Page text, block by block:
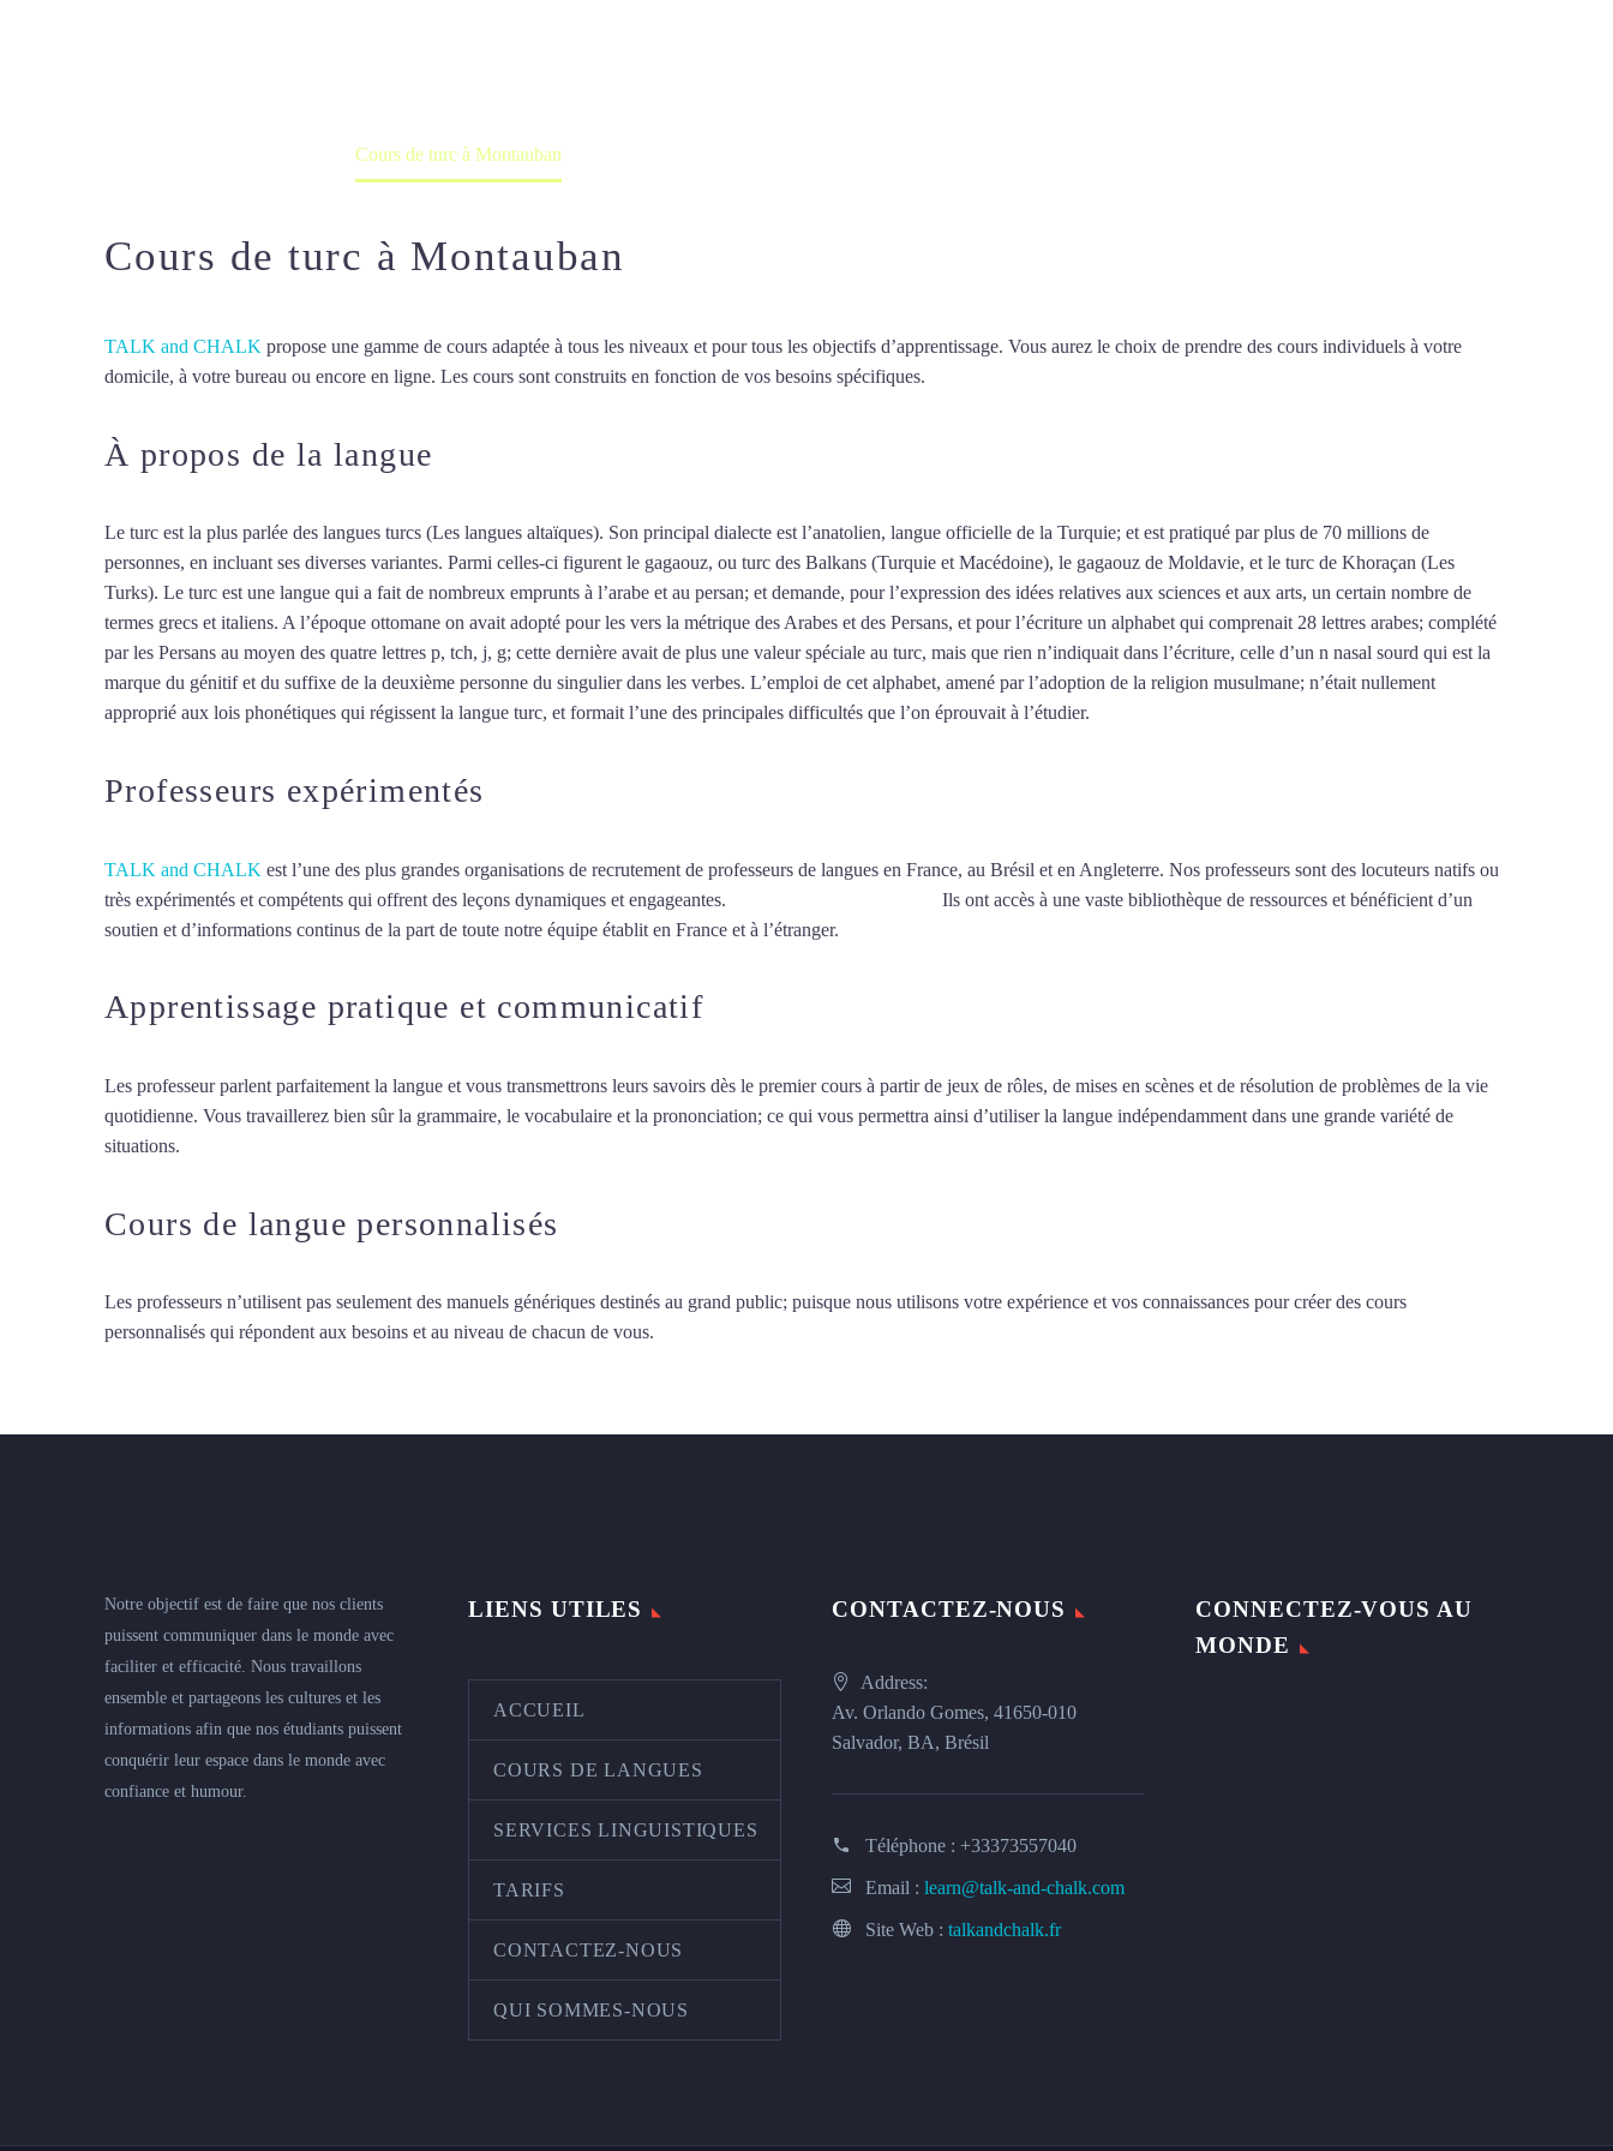
Cours de turc à Montauban
Cours de turc à Montauban
TALK and CHALK propose une gamme de cours adaptée à tous les niveaux et pour tous les objectifs d’apprentissage. Vous aurez le choix de prendre des cours individuels à votre
domicile, à votre bureau ou encore en ligne. Les cours sont construits en fonction de vos besoins spécifiques.
À propos de la langue
Le turc est la plus parlée des langues turcs (Les langues altaïques). Son principal dialecte est l’anatolien, langue officielle de la Turquie; et est pratiqué par plus de 70 millions de
personnes, en incluant ses diverses variantes. Parmi celles-ci figurent le gagaouz, ou turc des Balkans (Turquie et Macédoine), le gagaouz de Moldavie, et le turc de Khoraçan (Les
Turks). Le turc est une langue qui a fait de nombreux emprunts à l’arabe et au persan; et demande, pour l’expression des idées relatives aux sciences et aux arts, un certain nombre de
termes grecs et italiens. A l’époque ottomane on avait adopté pour les vers la métrique des Arabes et des Persans, et pour l’écriture un alphabet qui comprenait 28 lettres arabes; complété
par les Persans au moyen des quatre lettres p, tch, j, g; cette dernière avait de plus une valeur spéciale au turc, mais que rien n’indiquait dans l’écriture, celle d’un n nasal sourd qui est la
marque du génitif et du suffixe de la deuxième personne du singulier dans les verbes. L’emploi de cet alphabet, amené par l’adoption de la religion musulmane; n’était nullement
approprié aux lois phonétiques qui régissent la langue turc, et formait l’une des principales difficultés que l’on éprouvait à l’étudier.
Professeurs expérimentés
TALK and CHALK est l’une des plus grandes organisations de recrutement de professeurs de langues en France, au Brésil et en Angleterre. Nos professeurs sont des locuteurs natifs ou
très expérimentés et compétents qui offrent des leçons dynamiques et engageantes.
Ils ont accès à une vaste bibliothèque de ressources et bénéficient d’un
soutien et d’informations continus de la part de toute notre équipe établit en France et à l’étranger.
Apprentissage pratique et communicatif
Les professeur parlent parfaitement la langue et vous transmettrons leurs savoirs dès le premier cours à partir de jeux de rôles, de mises en scènes et de résolution de problèmes de la vie
quotidienne. Vous travaillerez bien sûr la grammaire, le vocabulaire et la prononciation; ce qui vous permettra ainsi d’utiliser la langue indépendamment dans une grande variété de
situations.
Cours de langue personnalisés
Les professeurs n’utilisent pas seulement des manuels génériques destinés au grand public; puisque nous utilisons votre expérience et vos connaissances pour créer des cours
personnalisés qui répondent aux besoins et au niveau de chacun de vous.
Notre objectif est de faire que nos clients
puissent communiquer dans le monde avec
faciliter et efficacité. Nous travaillons
ensemble et partageons les cultures et les
informations afin que nos étudiants puissent
conquérir leur espace dans le monde avec
confiance et humour.
LIENS UTILES
ACCUEIL
COURS DE LANGUES
SERVICES LINGUISTIQUES
TARIFS
CONTACTEZ-NOUS
QUI SOMMES-NOUS
CONTACTEZ-NOUS
Address:
Av. Orlando Gomes, 41650-010
Salvador, BA, Brésil
Téléphone : +33373557040
Email : learn@talk-and-chalk.com
Site Web : talkandchalk.fr
CONNECTEZ-VOUS AU
MONDE